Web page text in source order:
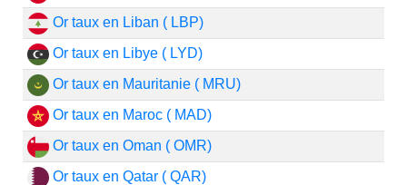
Or taux en Liban ( LBP)
Or taux en Libye ( LYD)
Or taux en Mauritanie ( MRU)
Or taux en Maroc ( MAD)
Or taux en Oman ( OMR)
Or taux en Qatar ( QAR)